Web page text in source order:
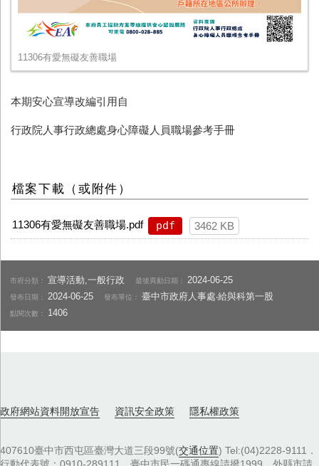
11306有愛無礙友善職場
本期安心宣導改編引用自
行政院人事行政總處身心障礙人員職場參考手冊
檔案下載（或附件）
11306有愛無礙友善職場.pdf pdf 3462 KB
市府分類：宣導活動,一般行政 最後異動日期： 2024-06-25
發布日期： 2024-06-25 發布單位：臺中市政府人事處‧給與科第一股
點閱次數： 1406
政府網站資料開放宣告 資訊安全政策 隱私權政策
407610臺中市西屯區臺灣大道三段99號(交通位置) Tel:(04)2228-9111．
行動代表號：0910-289111，臺中市民一碼通專線請撥1999，外縣市請